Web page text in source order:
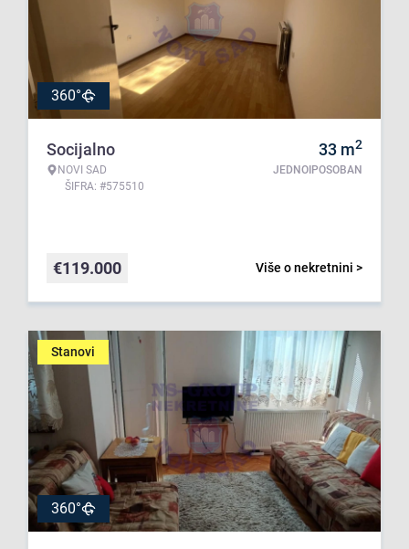
360°
Socijalno
NOVI SAD
ŠIFRA: #575510
33 m2
JEDNOIPOSOBAN
Više o nekretnini >
€119.000
Stanovi
360°